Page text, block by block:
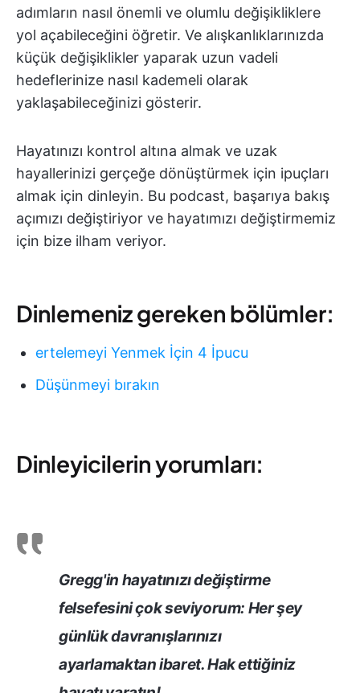
adımların nasıl önemli ve olumlu değişikliklere
yol açabileceğini öğretir. Ve alışkanlıklarınızda
küçük değişiklikler yaparak uzun vadeli
hedeflerinize nasıl kademeli olarak
yaklaşabileceğinizi gösterir.
Hayatınızı kontrol altına almak ve uzak
hayallerinizi gerçeğe dönüştürmek için ipuçları
almak için dinleyin. Bu podcast, başarıya bakış
açımızı değiştiriyor ve hayatımızı değiştirmemiz
için bize ilham veriyor.
Dinlemeniz gereken bölümler:
ertelemeyi Yenmek İçin 4 İpucu
Düşünmeyi bırakın
Dinleyicilerin yorumları:
Gregg'in hayatınızı değiştirme
felsefesini çok seviyorum: Her şey
günlük davranışlarınızı
ayarlamaktan ibaret. Hak ettiğiniz